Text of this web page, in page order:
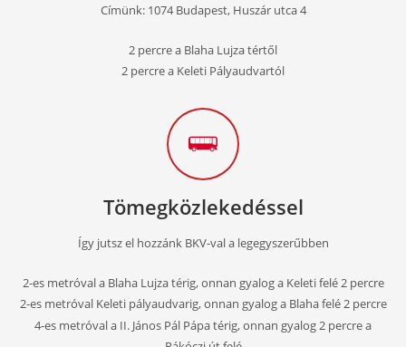
Chili Salsa Tánciskola
1074 Budapest, Huszár utca 4.
2-2 percre a Blaha Lujza tértől és a Keleti Pályaudvartól
Címünk: 1074 Budapest, Huszár utca 4
2 percre a Blaha Lujza tértől
2 percre a Keleti Pályaudvartól
Tömegközlekedéssel
Így jutsz el hozzánk BKV-val a legegyszerűbben
2-es metróval a Blaha Lujza térig, onnan gyalog a Keleti felé 2 percre
2-es metróval Keleti pályaudvarig, onnan gyalog a Blaha felé 2 percre
4-es metróval a II. János Pál Pápa térig, onnan gyalog 2 percre a